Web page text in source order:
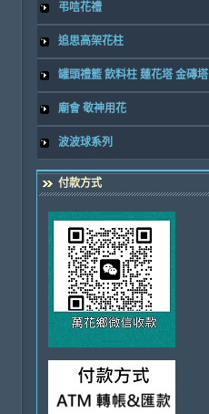
弔唁花禮
追思高架花柱
罐頭禮籃 飲料柱 蓮花塔 金磚塔
廟會 敬神用花
波波球系列
付款方式